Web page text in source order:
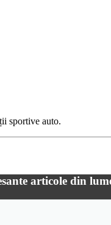
sportive auto.
articole din